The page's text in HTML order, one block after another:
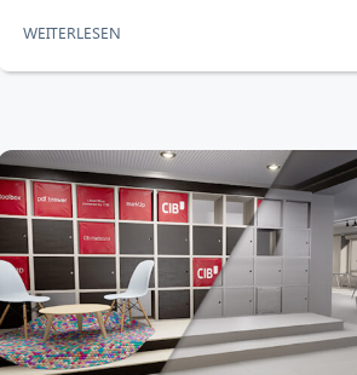
WEITERLESEN